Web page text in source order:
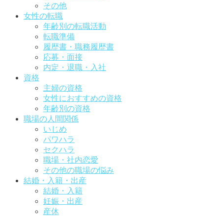
その他
女性の転職
年齢別の転職活動
転職準備
履歴書・職務履歴書
応募・面接
内定・退職・入社
資格
主婦の資格
女性におすすめの資格
年齢別の資格
職場の人間関係
いじめ
パワハラ
セクハラ
職場・社内恋愛
その他の職場の悩み
結婚・入籍・出産
結婚・入籍
妊娠・出産
産休